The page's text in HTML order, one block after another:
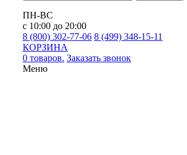
ПН-ВС
с 10:00 до 20:00
8 (800) 302-77-06 8 (499) 348-15-11
КОРЗИНА
0 товаров. Заказать звонок
Меню